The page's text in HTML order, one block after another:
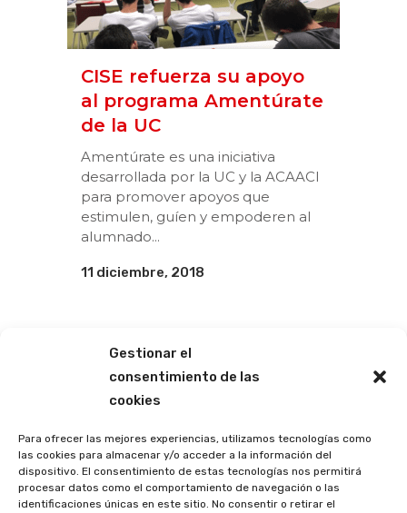
Gestionar el
consentimiento de las
cookies
Para ofrecer las mejores experiencias, utilizamos tecnologías como
las cookies para almacenar y/o acceder a la información del
dispositivo. El consentimiento de estas tecnologías nos permitirá
procesar datos como el comportamiento de navegación o las
identificaciones únicas en este sitio. No consentir o retirar el
CISE refuerza su apoyo
al programa Amentúrate
de la UC
Amentúrate es una iniciativa
desarrollada por la UC y la ACAACI
para promover apoyos que
estimulen, guíen y empoderen al
alumnado...
11 diciembre, 2018